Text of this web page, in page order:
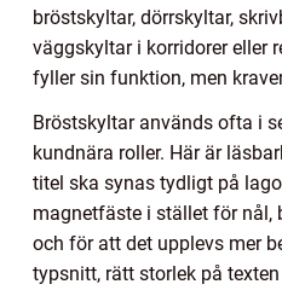
bröstskyltar, dörrskyltar,
väggskyltar i korridorer eller
fyller sin funktion, men
Bröstskyltar används ofta i
kundnära roller. Här är
titel ska synas tydligt på
magnetfäste i stället för nål,
och för att det upplevs mer
typsnitt, rätt storlek på